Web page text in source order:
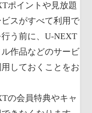
ポイントや見放題
スがすべて利用で
う前に、U-NEXT
作品などのサービ
しておくことをお
の会員特典やキャ